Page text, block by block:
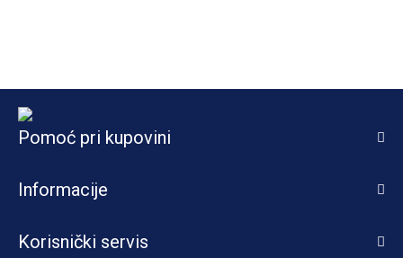
Pomoć pri kupovini
Informacije
Korisnički servis